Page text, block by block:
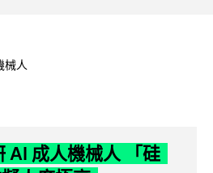
械人
AI 成人機械人 「硅